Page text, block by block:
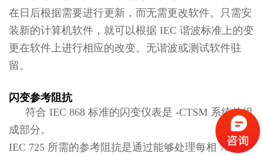
在日后根据需要进行更新，而无需更改软件。只需安
装新的计算机软件，就可以根据 IEC 谐波标准上的变
更在软件上进行相应的改变。无谐波或测试软件驻
留。
闪变参考阻抗
符合 IEC 868 标准的闪变仪表是 -CTSM 系统的组
成部分。
IEC 725 所需的参考阻抗是通过能够处理每相 75 A